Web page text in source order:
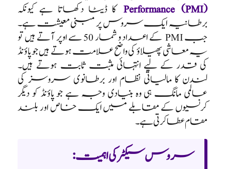
Performance (PMI) کا ڈیٹا دکھاتا ہے کیونکہ
برطانیہ ایک سروس پر مبنی معیشت ہے۔
جب PMI کے اعداد و شمار 50 سے اوپر آتے ہیں تو
یہ معاشی پھیلاؤ کی واضح علامت ہوتے ہیں جو پاؤنڈ
کی قدر کے لیے انتہائی مثبت ثابت ہوتے ہیں۔
لندن کا مالیاتی نظام اور برطانوی سروسز کی
عالمی مانگ ہی وہ بنیادی وجہ ہے جو پاؤنڈ کو دیگر
کرنسیوں کے مقابلے میں ایک خاص اور بلند
مقام عطا کرتی ہے۔
سروس سیکٹر کی اہمیت: